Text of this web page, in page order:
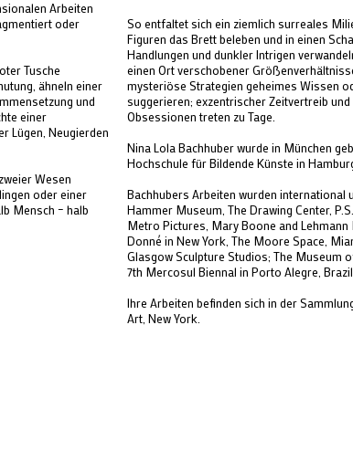
Arbeiten
oder
Tusche
ähneln einer
und
einer
Lügen, Neugierden
Wesen
oder einer
Mensch – halb
So entfaltet sich ein ziemlich surreales
Figuren das Brett beleben und in einen
Handlungen und dunkler Intrigen
einen Ort verschobener
mysteriöse Strategien geheimes Wissen
suggerieren; exzentrischer Zeitvertreib
Obsessionen treten zu Tage.
Nina Lola Bachhuber wurde in München
Hochschule für Bildende Künste in
Bachhubers Arbeiten wurden international
Hammer Museum, The Drawing Center,
Metro Pictures, Mary Boone and Lehmann
Donné in New York, The Moore Space,
Glasgow Sculpture Studios; The Museum
7th Mercosul Biennal in Porto Alegre, Brazil.
Ihre Arbeiten befinden sich in der
Art, New York.